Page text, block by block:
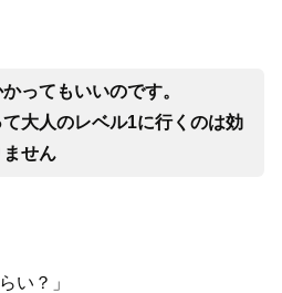
ってもいいのです。
大人のレベル1に行くのは効
せん
い？」